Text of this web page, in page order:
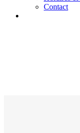
Contact